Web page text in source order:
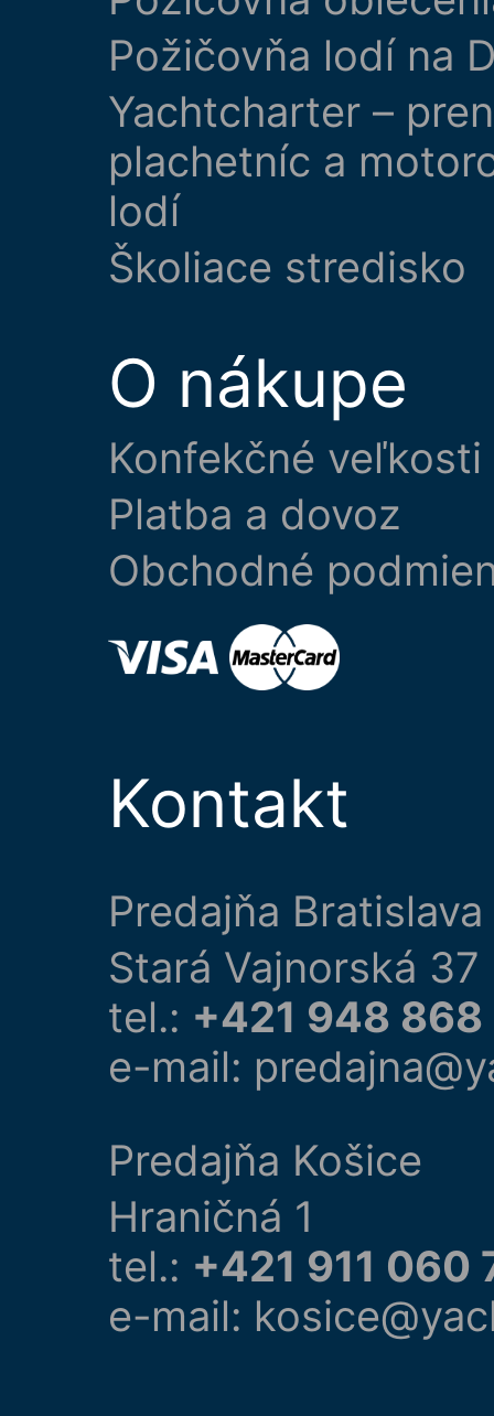
Požičovňa lodí na
Yachtcharter –
plachetníc a
lodí
Školiace stredisko
O nákupe
Konfekčné veľkosti
Platba a dovoz
Obchodné
Kontakt
Predajňa Bratislava
Stará Vajnorská 37
tel.: +421 948
e-mail:
Predajňa Košice
Hraničná 1
tel.: +421 911 060
e-mail: